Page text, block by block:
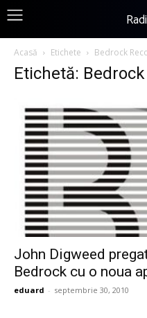
Acasă Etichete Bedrock
Etichetă: Bedrock
John Digweed
Bedrock cu o noua
eduard - septembrie 30, 2010